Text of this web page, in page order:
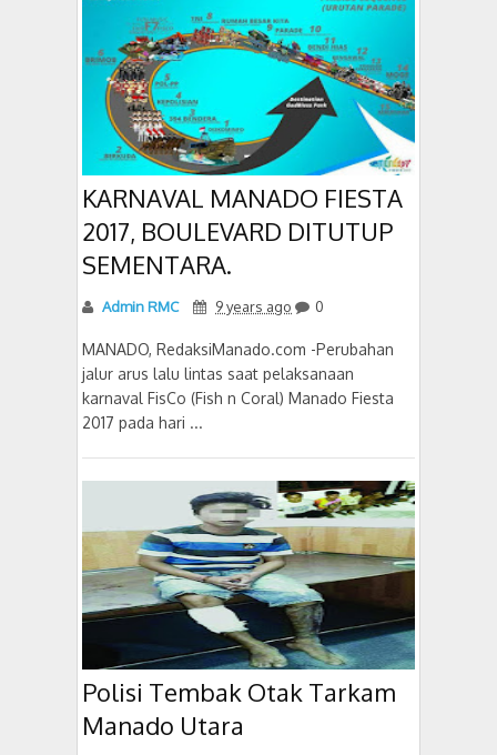
KARNAVAL MANADO FIESTA
2017, BOULEVARD DITUTUP
SEMENTARA.
Admin RMC 9 years ago 0
MANADO, RedaksiManado.com -Perubahan
jalur arus lalu lintas saat pelaksanaan
karnaval FisCo (Fish n Coral) Manado Fiesta
2017 pada hari ...
Polisi Tembak Otak Tarkam
Manado Utara